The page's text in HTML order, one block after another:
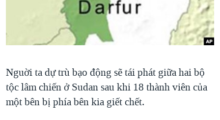
NGƯỜI VIỆT HẢI NGOẠI
KINH TẾ
SỨC KHOẺ
VĂN HOÁ
HÀNH TRÌNH BẦU CỬ 2024
MỘT NĂM CHIẾN TRANH TẠI DẢI GAZA
NGÀY TỊ NẠN THẾ GIỚI
TRỊNH VĨNH BÌNH - NGƯỜI HẠ 'BÊN THẮNG CUỘC'
GROUND ZERO – XƯA VÀ NAY
Ngôn ngữ khác
Nguời ta dự trù bạo động sẽ tái phát giữa hai bộ
tộc lâm chiến ở Sudan sau khi 18 thành viên của
một bên bị phía bên kia giết chết.